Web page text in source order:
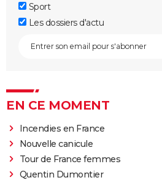
Sport
Les dossiers d'actu
EN CE MOMENT
Incendies en France
Nouvelle canicule
Tour de France femmes
Quentin Dumontier